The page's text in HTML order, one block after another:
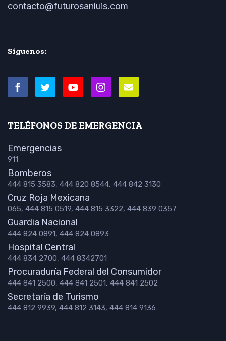
contacto@futurosanluis.com
Síguenos:
TELÉFONOS DE EMERGENCIA
Emergencias
911
Bomberos
444 815 3583, 444 820 8544, 444 842 3130
Cruz Roja Mexicana
065, 444 815 0519, 444 815 3322, 444 839 0357
Guardia Nacional
444 824 0891, 444 824 0893
Hospital Central
444 834 2700, 444 8342701
Procuraduría Federal del Consumidor
444 841 2500, 444 841 2501, 444 841 2502
Secretaría de Turismo
444 812 9939, 444 812 3143, 444 814 9136